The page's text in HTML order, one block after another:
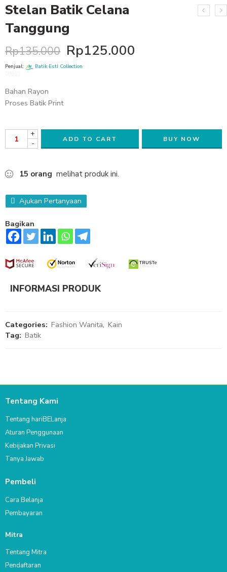
Stelan Batik Celana
Tanggung
Rp135.000 Rp125.000
Penjual: Batik Esti Collection
out
5
Bahan Rayon
Proses Batik Print
+
-
ADD TO CART BUY NOW
15 orang melihat produk ini.
Ajukan Pertanyaan
Bagikan
INFORMASI PRODUK
Categories: Fashion Wanita, Kain
Tag: Batik
Tentang Kami
Tentang hariBELanja
Aturan Penggunaan
Kebijakan Privasi
Tanya Jawab
Pembeli
Cara Belanja
Pembayaran
Mitra
Tentang Mitra
Pendaftaran